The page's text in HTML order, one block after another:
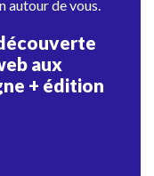
autour de vous.
aux
+ édition